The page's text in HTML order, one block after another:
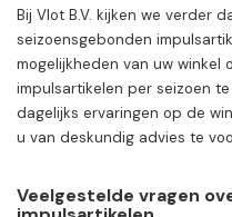
Bij Vlot B.V. kijken we verder
seizoensgebonden
mogelijkheden van uw winkel
impulsartikelen per seizoen
dagelijks ervaringen op de
u van deskundig advies te
Veelgestelde vragen